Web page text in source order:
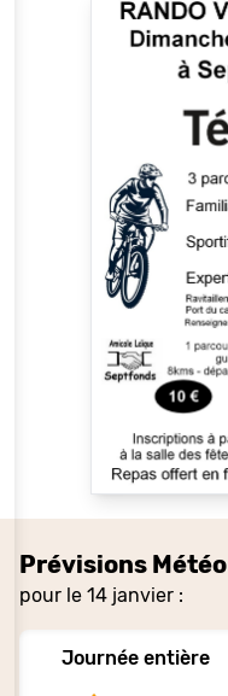
Prévisions Météo
pour le 14 janvier :
Journée entière